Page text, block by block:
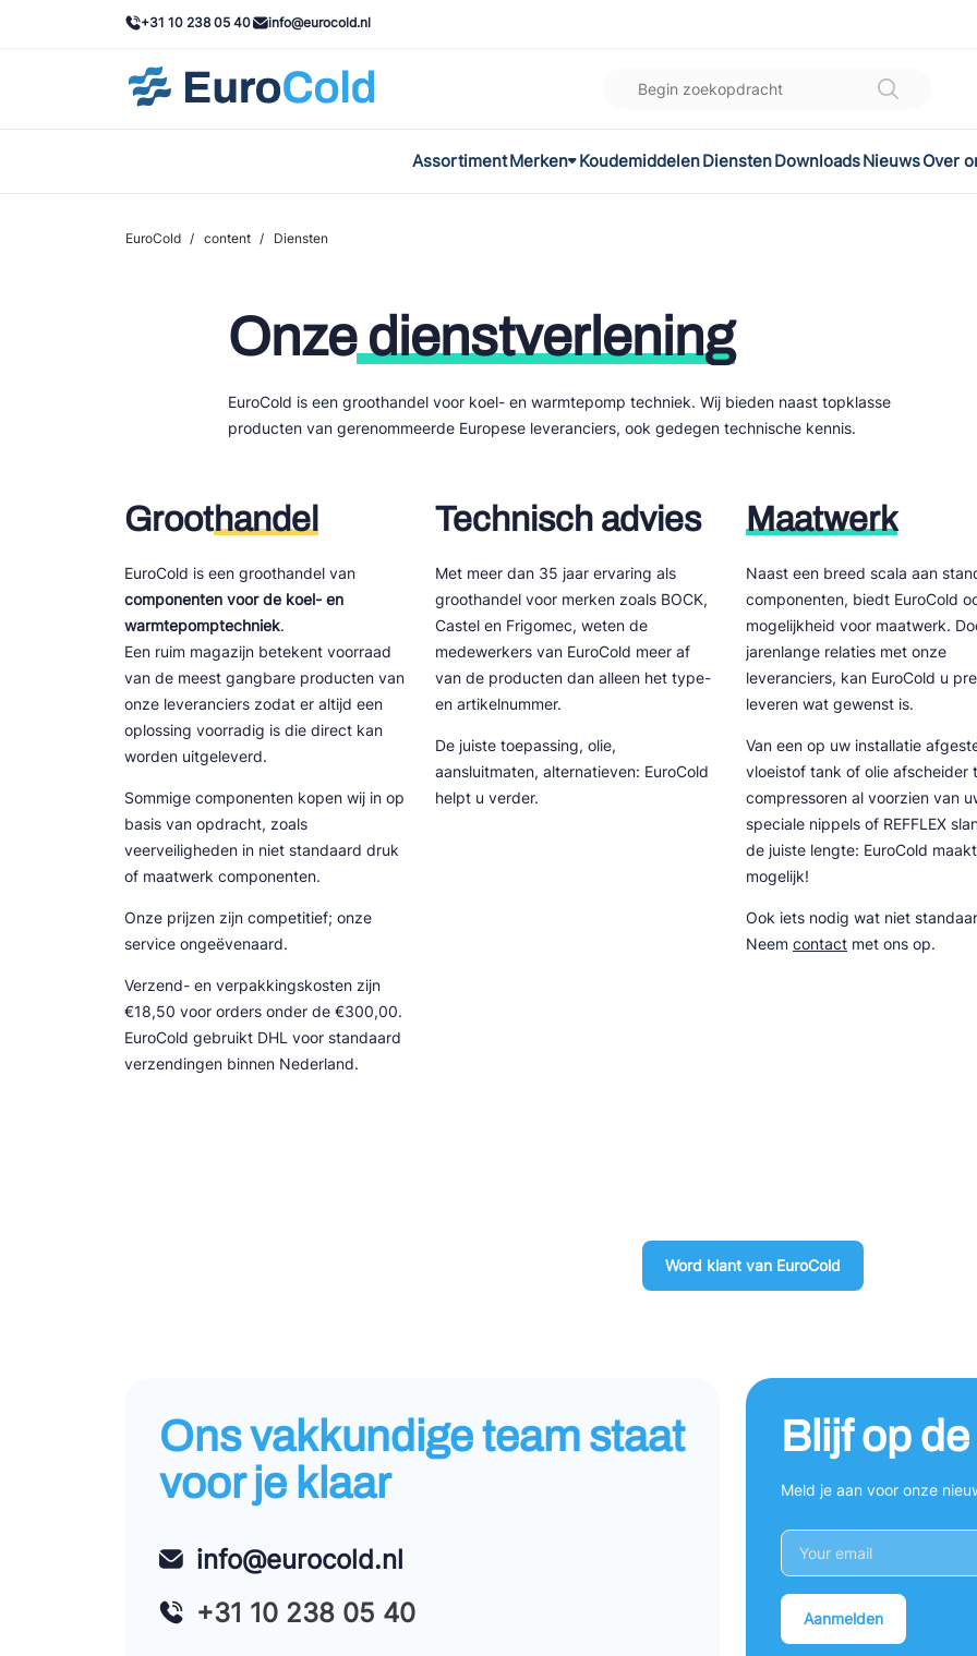
+31 10 238 05 40 info@eurocold.nl
AssortimentMerken
AWA
Onda
VACON
Doucette Industries
Ziehl-Abegg
ESK Schultze
TEKLAB
KoudemiddelenDienstenDownloadsNieuwsOver
EuroCold / content / Diensten
Onzedienstverlening
EuroCold is een groothandel voor koel- en warmtepomp techniek. Wij bieden naast topklasse
producten van gerenommeerde Europese leveranciers, ook gedegen technische kennis.
Groothandel
EuroCold is een groothandel van
componenten voor de koel- en
warmtepomptechniek.
Een ruim magazijn betekent voorraad
van de meest gangbare producten van
onze leveranciers zodat er altijd een
oplossing voorradig is die direct kan
worden uitgeleverd.
Sommige componenten kopen wij in op
basis van opdracht, zoals
veerveiligheden in niet standaard druk
of maatwerk componenten.
Onze prijzen zijn competitief; onze
service ongeëvenaard.
Verzend- en verpakkingskosten zijn
€18,50 voor orders onder de €300,00.
EuroCold gebruikt DHL voor standaard
verzendingen binnen Nederland.
Technisch advies
Met meer dan 35 jaar ervaring als
groothandel voor merken zoals BOCK,
Castel en Frigomec, weten de
medewerkers van EuroCold meer af
van de producten dan alleen het type-
en artikelnummer.
De juiste toepassing, olie,
aansluitmaten, alternatieven: EuroCold
helpt u verder.
Maatwerk
Naast een breed scala aan
componenten, biedt EuroCold
mogelijkheid voor maatwerk.
jarenlange relaties met onze
leveranciers, kan EuroCold u
leveren wat gewenst is.
Van een op uw installatie
vloeistof tank of olie afscheider
compressoren al voorzien van
speciale nippels of REFFLEX
de juiste lengte: EuroCold
mogelijk!
Ook iets nodig wat niet
Neem contact met ons op.
Word klant van EuroCold
Ons vakkundige team staat
voor je klaar
info@eurocold.nl
+31 10 238 05 40
Blijf op
Meld je aan voor onze
Aanmelden